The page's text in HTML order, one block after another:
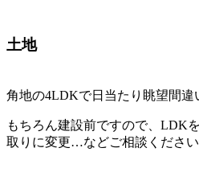
土地
角地の4LDKで日当たり眺望間違
もちろん建設前ですので、LDK
取りに変更…などご相談くださ